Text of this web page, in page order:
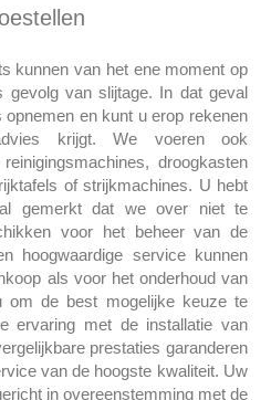
kunnen van het ene moment op
gevolg van slijtage. In dat geval
en kunt u erop rekenen
krijgt. We voeren ook
droogkasten
of strijkmachines. U hebt
gemerkt dat we over niet te
voor het beheer van de
hoogwaardige service kunnen
als voor het onderhoud van
om de best mogelijke keuze te
ervaring met de installatie van
prestaties garanderen
van de hoogste kwaliteit. Uw
in overeenstemming met de